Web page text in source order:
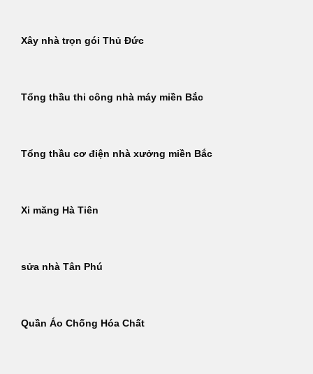
Xây nhà trọn gói Thủ Đức
Tổng thầu thi công nhà máy miền Bắc
Tổng thầu cơ điện nhà xưởng miền Bắc
Xi măng Hà Tiên
sửa nhà Tân Phú
Quần Áo Chống Hóa Chất